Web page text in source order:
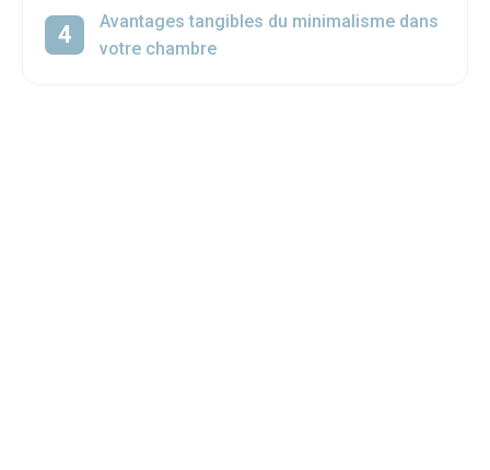
Avantages tangibles du minimalisme dans
votre chambre